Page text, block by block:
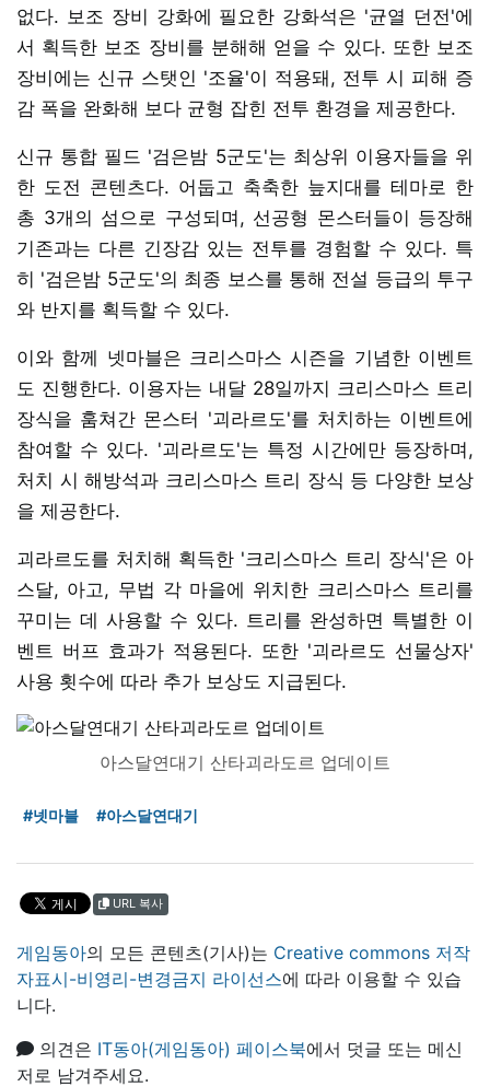
없다. 보조 장비 강화에 필요한 강화석은 '균열 던전'에
서 획득한 보조 장비를 분해해 얻을 수 있다. 또한 보조
장비에는 신규 스탯인 '조율'이 적용돼, 전투 시 피해 증
감 폭을 완화해 보다 균형 잡힌 전투 환경을 제공한다.
신규 통합 필드 '검은밤 5군도'는 최상위 이용자들을 위
한 도전 콘텐츠다. 어둡고 축축한 늪지대를 테마로 한
총 3개의 섬으로 구성되며, 선공형 몬스터들이 등장해
기존과는 다른 긴장감 있는 전투를 경험할 수 있다. 특
히 '검은밤 5군도'의 최종 보스를 통해 전설 등급의 투구
와 반지를 획득할 수 있다.
이와 함께 넷마블은 크리스마스 시즌을 기념한 이벤트
도 진행한다. 이용자는 내달 28일까지 크리스마스 트리
장식을 훔쳐간 몬스터 '괴라르도'를 처치하는 이벤트에
참여할 수 있다. '괴라르도'는 특정 시간에만 등장하며,
처치 시 해방석과 크리스마스 트리 장식 등 다양한 보상
을 제공한다.
괴라르도를 처치해 획득한 '크리스마스 트리 장식'은 아
스달, 아고, 무법 각 마을에 위치한 크리스마스 트리를
꾸미는 데 사용할 수 있다. 트리를 완성하면 특별한 이
벤트 버프 효과가 적용된다. 또한 '괴라르도 선물상자'
사용 횟수에 따라 추가 보상도 지급된다.
아스달연대기 산타괴라도르 업데이트
#넷마블 #아스달연대기
URL 복사
게임동아의 모든 콘텐츠(기사)는 Creative commons 저작
자표시-비영리-변경금지 라이선스에 따라 이용할 수 있습
니다.
의견은 IT동아(게임동아) 페이스북에서 덧글 또는 메신
저로 남겨주세요.